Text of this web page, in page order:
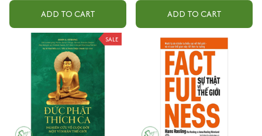
ADD TO CART ADD TO CART
SALE